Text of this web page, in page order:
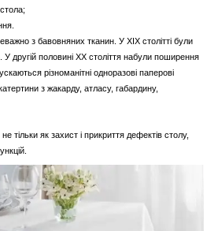
з бавовняних тканин. У XIX столітті були
У другій половині ХХ століття набули поширення
різноманітні одноразові паперові
з жакарду, атласу, габардину,
тільки як захист і прикриття дефектів столу,